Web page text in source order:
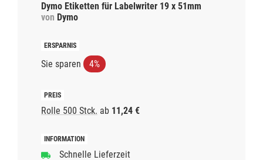
Dymo Etiketten für Labelwriter 19 x 51mm
von Dymo
Sie sparen 4%
Rolle 500 Stck. ab 11,24 €
Schnelle Lieferzeit